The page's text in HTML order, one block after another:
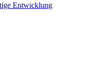
Entwicklung